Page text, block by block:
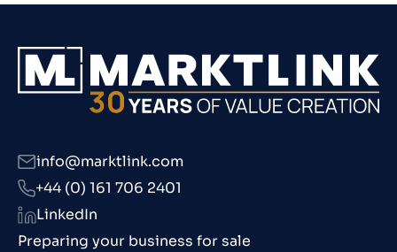
Preparing your business for sale
info@marktlink.com
+44 (0) 161 706 2401
LinkedIn